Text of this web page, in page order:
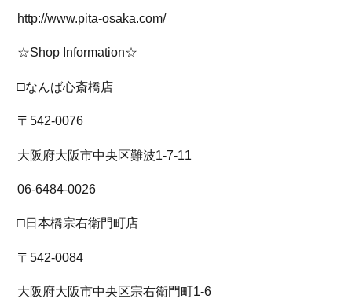
http://www.pita-osaka.com/
☆Shop Information☆
□なんば心斎橋店
〒542-0076
大阪府大阪市中央区難波1-7-11
06-6484-0026
□日本橋宗右衛門町店
〒542-0084
大阪府大阪市中央区宗右衛門町1-6